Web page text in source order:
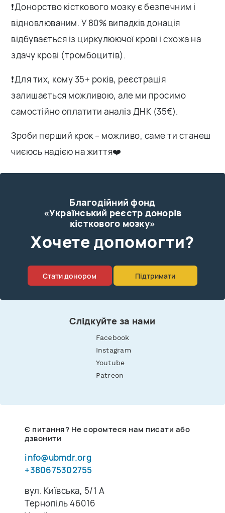
❗️Донорство кісткового мозку є безпечним і
відновлюваним. У 80% випадків донація
відбувається із циркулюючої крові і схожа на
здачу крові (тромбоцитів).
❗️Для тих, кому 35+ років, реєстрація
залишається можливою, але ми просимо
самостійно оплатити аналіз ДНК (35€).
Зроби перший крок – можливо, саме ти станеш
чиєюсь надією на життя❤️
Благодійний фонд
«Український реєстр донорів
кісткового мозку»
Xочете допомогти?
Стати донором Підтримати
Слідкуйте за нами
Facebook
Instagram
Youtube
Patreon
Є питання? Не соромтеся нам писати або
дзвонити
info@ubmdr.org
+380675302755
вул. Київська, 5/1 A
Тернопіль 46016